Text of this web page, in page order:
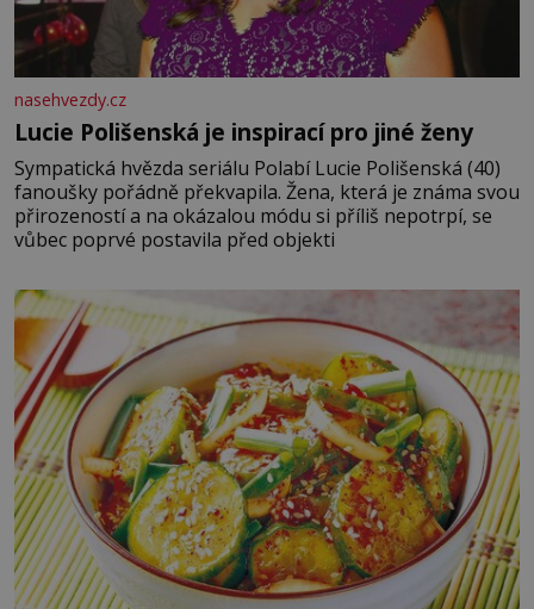
nasehvezdy.cz
Lucie Polišenská je inspirací pro jiné ženy
Sympatická hvězda seriálu Polabí Lucie Polišenská (40)
fanoušky pořádně překvapila. Žena, která je známa svou
přirozeností a na okázalou módu si příliš nepotrpí, se
vůbec poprvé postavila před objekti